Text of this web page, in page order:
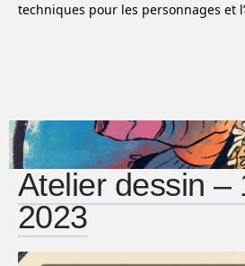
techniques pour les personnages et
Atelier dessin –
2023